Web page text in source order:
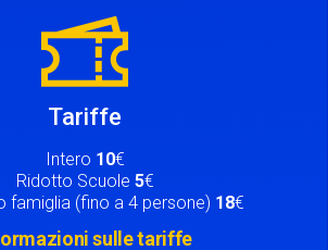
Tariffe
Intero 10€
Ridotto Scuole 5€
famiglia (fino a 4 persone) 18€
sulle tariffe